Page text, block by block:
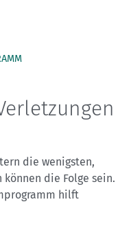
die wenigsten,
die Folge sein.
hilft